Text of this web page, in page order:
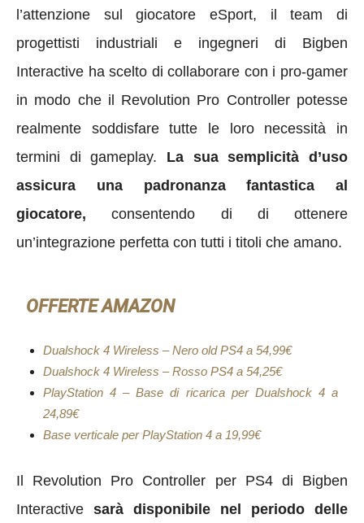
l’attenzione sul giocatore eSport, il team di
progettisti industriali e ingegneri di Bigben
Interactive ha scelto di collaborare con i pro-gamer
in modo che il Revolution Pro Controller potesse
realmente soddisfare tutte le loro necessità in
termini di gameplay. La sua semplicità d’uso
assicura una padronanza fantastica al
giocatore,consentendo di di ottenere
un’integrazione perfetta con tutti i titoli che amano.
OFFERTE AMAZON
Dualshock 4 Wireless – Nero old PS4 a 54,99€
Dualshock 4 Wireless – Rosso PS4 a 54,25€
PlayStation 4 – Base di ricarica per Dualshock 4 a
24,89€
Base verticale per PlayStation 4 a 19,99€
Il Revolution Pro Controller per PS4 di Bigben
Interactive sarà disponibile nel periodo delle